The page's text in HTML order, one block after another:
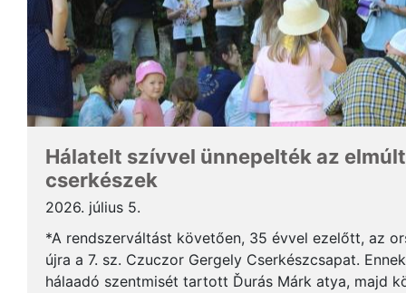
Hálatelt szívvel ünnepelték az
cserkészek
2026. július 5.
*A rendszerváltást követően, 35 évvel ezelőtt, az
újra a 7. sz. Czuczor Gergely Cserkészcsapat.
hálaadó szentmisét tartott Ďurás Márk atya, majd